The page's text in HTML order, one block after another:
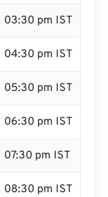
03:30 pm IST
04:30 pm IST
05:30 pm IST
06:30 pm IST
07:30 pm IST
08:30 pm IST